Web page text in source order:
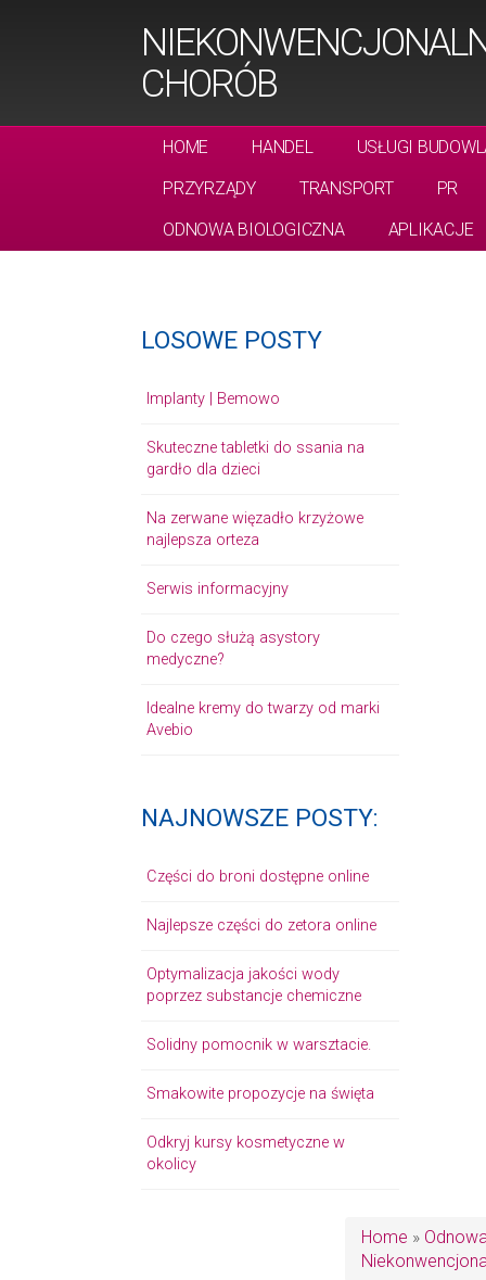
CHORÓB
HOME HANDEL
USŁUGI
PRZYRZĄDY
TRANSPORT
PR
ODNOWA BIOLOGICZNA
APLIKACJE
LOSOWE POSTY
Implanty | Bemowo
Skuteczne tabletki do ssania na
gardło dla dzieci
Na zerwane więzadło krzyżowe
najlepsza orteza
Serwis informacyjny
Do czego służą asystory
medyczne?
Idealne kremy do twarzy od marki
Avebio
NAJNOWSZE POSTY:
Części do broni dostępne online
Najlepsze części do zetora online
Optymalizacja jakości wody
poprzez substancje chemiczne
Solidny pomocnik w warsztacie.
Smakowite propozycje na święta
Odkryj kursy kosmetyczne w
okolicy
Home »